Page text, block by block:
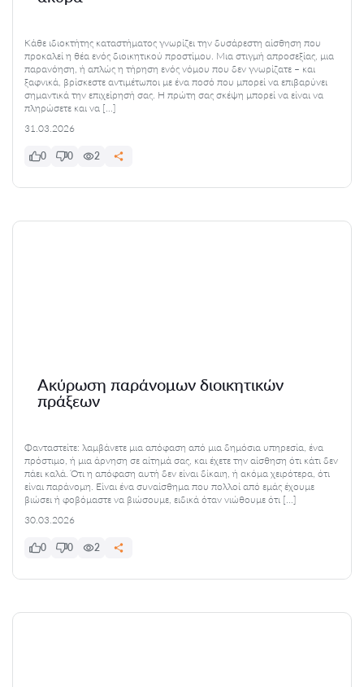
Κάθε ιδιοκτήτης καταστήματος γνωρίζει την δυσάρεστη αίσθηση που
προκαλεί η θέα ενός διοικητικού προστίμου. Μια στιγμή απροσεξίας, μια
παρανόηση, ή απλώς η τήρηση ενός νόμου που δεν γνωρίζατε – και
ξαφνικά, βρίσκεστε αντιμέτωποι με ένα ποσό που μπορεί να επιβαρύνει
σημαντικά την επιχείρησή σας. Η πρώτη σας σκέψη μπορεί να είναι να
πληρώσετε και να […]
31.03.2026
0 0 2
Ακύρωση παράνομων διοικητικών
πράξεων
Φανταστείτε: λαμβάνετε μια απόφαση από μια δημόσια υπηρεσία, ένα
πρόστιμο, ή μια άρνηση σε αίτημά σας, και έχετε την αίσθηση ότι κάτι δεν
πάει καλά. Ότι η απόφαση αυτή δεν είναι δίκαιη, ή ακόμα χειρότερα, ότι
είναι παράνομη. Είναι ένα συναίσθημα που πολλοί από εμάς έχουμε
βιώσει ή φοβόμαστε να βιώσουμε, ειδικά όταν νιώθουμε ότι […]
30.03.2026
0 0 2